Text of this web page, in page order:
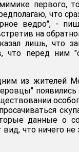
первого,
что
ведро", -
на
лишь, что
что перед ним
из жителей
данные о
что ничего